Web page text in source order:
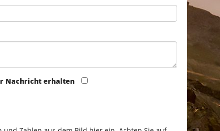
Nachricht erhalten